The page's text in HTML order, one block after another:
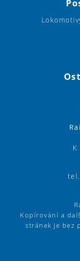
K
Kopírování a
stránek je bez